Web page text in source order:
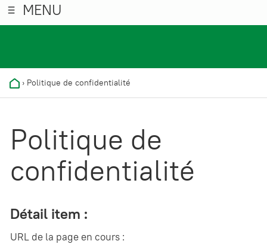
MENU
› Politique de confidentialité
Politique de
confidentialité
Détail item :
URL de la page en cours :